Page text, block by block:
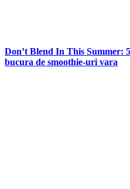
Don’t Blend In This Summer:
bucura de smoothie-uri vara